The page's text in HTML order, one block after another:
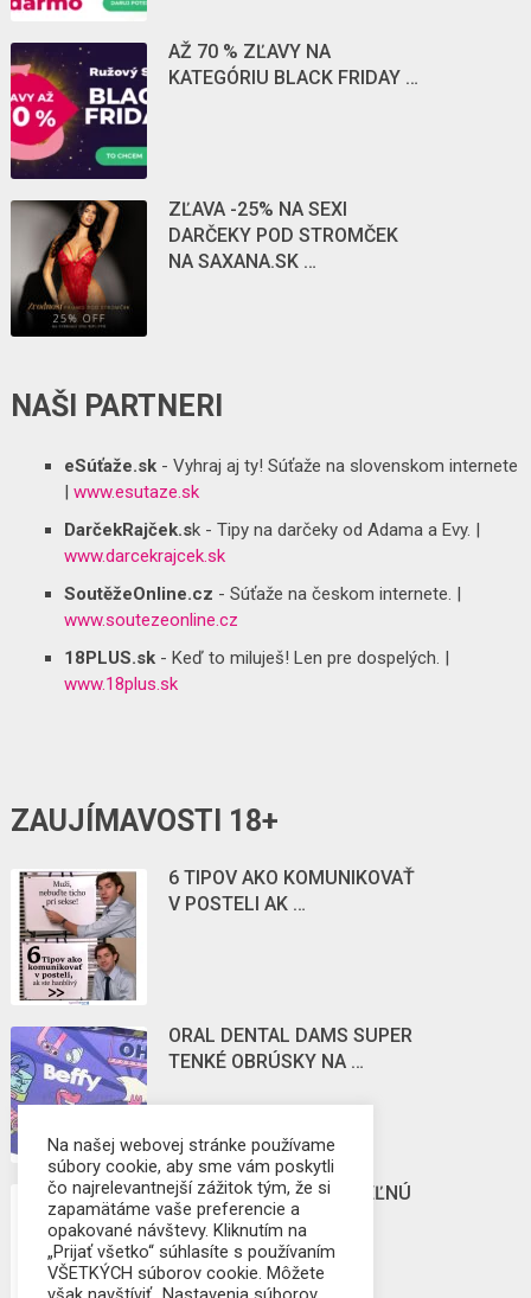
AŽ 70 % ZĽAVY NA
KATEGÓRIU BLACK FRIDAY …
ZĽAVA -25% NA SEXI
DARČEKY POD STROMČEK
NA SAXANA.SK …
NAŠI PARTNERI
eSúťaže.sk - Vyhraj aj ty! Súťaže na slovenskom internete
|www.esutaze.sk
DarčekRajček.sk - Tipy na darčeky od Adama a Evy. |
www.darcekrajcek.sk
SoutěžeOnline.cz - Súťaže na českom internete. |
www.soutezeonline.cz
18PLUS.sk - Keď to miluješ! Len pre dospelých. |
www.18plus.sk
ZAUJÍMAVOSTI 18+
6 TIPOV AKO KOMUNIKOVAŤ
V POSTELI AK …
ORAL DENTAL DAMS SUPER
TENKÉ OBRÚSKY NA …
POZNÁTE ZBOZKÁVATEĽNÚ
STIMULUJÚCU
KOZMETIKU?
Na našej webovej stránke používame
súbory cookie, aby sme vám poskytli
čo najrelevantnejší zážitok tým, že si
zapamätáme vaše preferencie a
opakované návštevy. Kliknutím na
„Prijať všetko“ súhlasíte s používaním
VŠETKÝCH súborov cookie. Môžete